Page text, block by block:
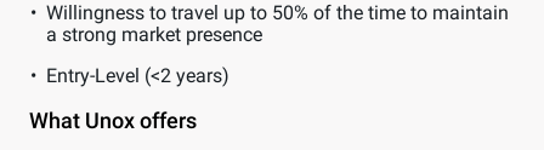
Willingness to travel up to 50% of the time to maintain
a strong market presence
Entry-Level (<2 years)
What Unox offers